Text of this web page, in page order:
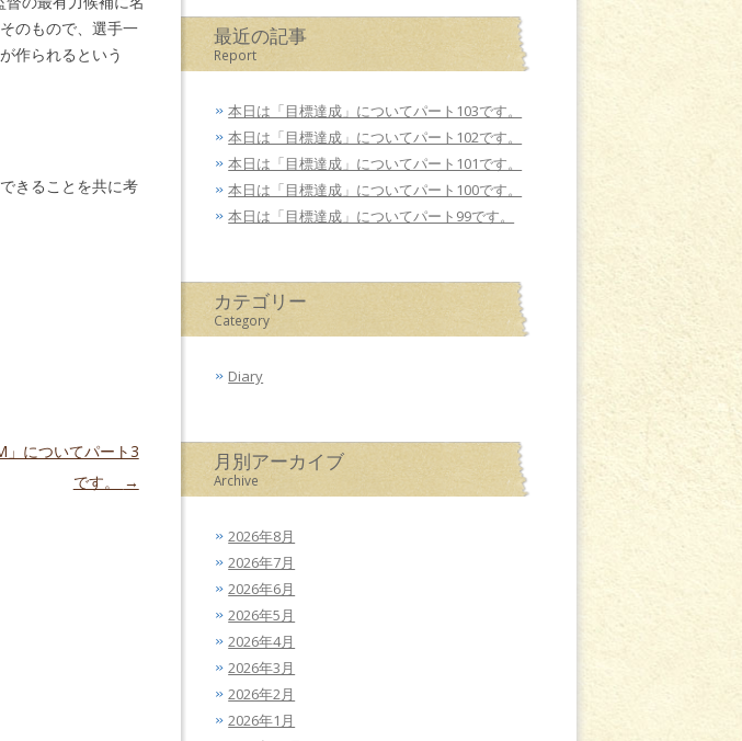
のもので、選手一
作られるという
きることを共に考
」についてパート3
です。
→
最近の記事
Report
本日は「目標達成」についてパート103です。
本日は「目標達成」についてパート102です。
本日は「目標達成」についてパート101です。
本日は「目標達成」についてパート100です。
本日は「目標達成」についてパート99です。
カテゴリー
Category
Diary
月別アーカイブ
Archive
2026年8月
2026年7月
2026年6月
2026年5月
2026年4月
2026年3月
2026年2月
2026年1月